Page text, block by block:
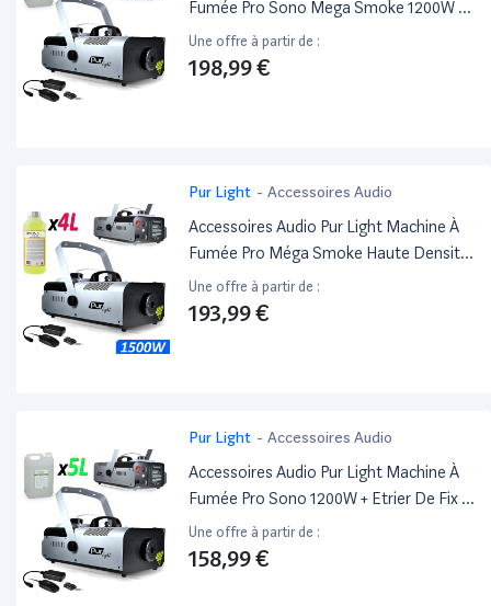
Fumée Pro Sono Mega Smoke 1200W +
Etrier De Fix + 2 Télécommandes
Newark1200 + 15L Liquide
Une offre à partir de :
198,99 €
Pur Light - Accessoires Audio
Accessoires Audio Pur Light Machine À
Fumée Pro Méga Smoke Haute Densité
1500W + Etrier De Fix + 2
Télécommandes Newark1500 +4L
Une offre à partir de :
193,99 €
Pur Light - Accessoires Audio
Accessoires Audio Pur Light Machine À
Fumée Pro Sono 1200W + Etrier De Fix +
2 Télécommandes Newark1200 + 5L
Liquide
Une offre à partir de :
158,99 €